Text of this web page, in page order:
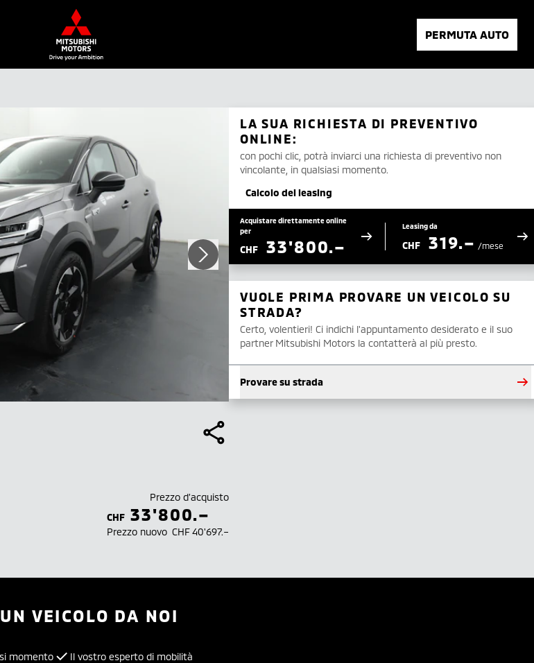
PERMUTA AUTO
Prezzo d’acquisto
CHF 33'800.–
Prezzo nuovo CHF 40'697.–
LA SUA RICHIESTA DI PREVENTIVO
ONLINE:
con pochi clic, potrà inviarci una richiesta di preventivo non
vincolante, in qualsiasi momento.
Calcolo del leasing
Acquistare direttamente online
per
CHF 33'800.–
Leasing da
CHF 319.– /mese
VUOLE PRIMA PROVARE UN VEICOLO SU
STRADA?
Certo, volentieri! Ci indichi l'appuntamento desiderato e il suo
partner Mitsubishi Motors la contatterà al più presto.
Provare su strada
VEICOLO DA NOI
momento Il vostro esperto di mobilità